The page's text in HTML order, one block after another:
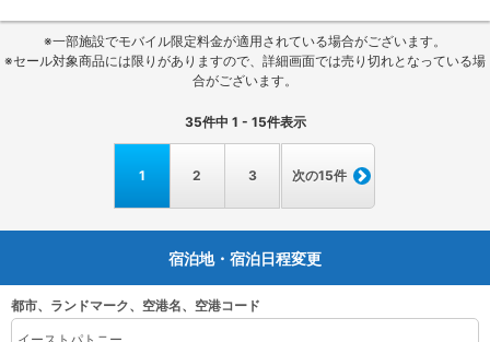
※一部施設でモバイル限定料金が適用されている場合がございます。
※セール対象商品には限りがありますので、詳細画面では売り切れとなっている場
合がございます。
35件中 1 - 15件表示
1 2 3 次の15件
宿泊地・宿泊日程変更
都市、ランドマーク、空港名、空港コード